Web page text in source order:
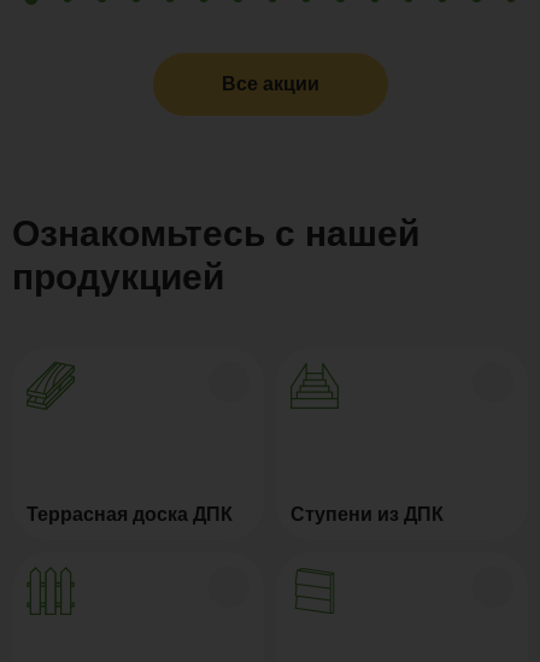
Все акции
Ознакомьтесь с нашей
продукцией
Террасная доска ДПК Ступени из ДПК